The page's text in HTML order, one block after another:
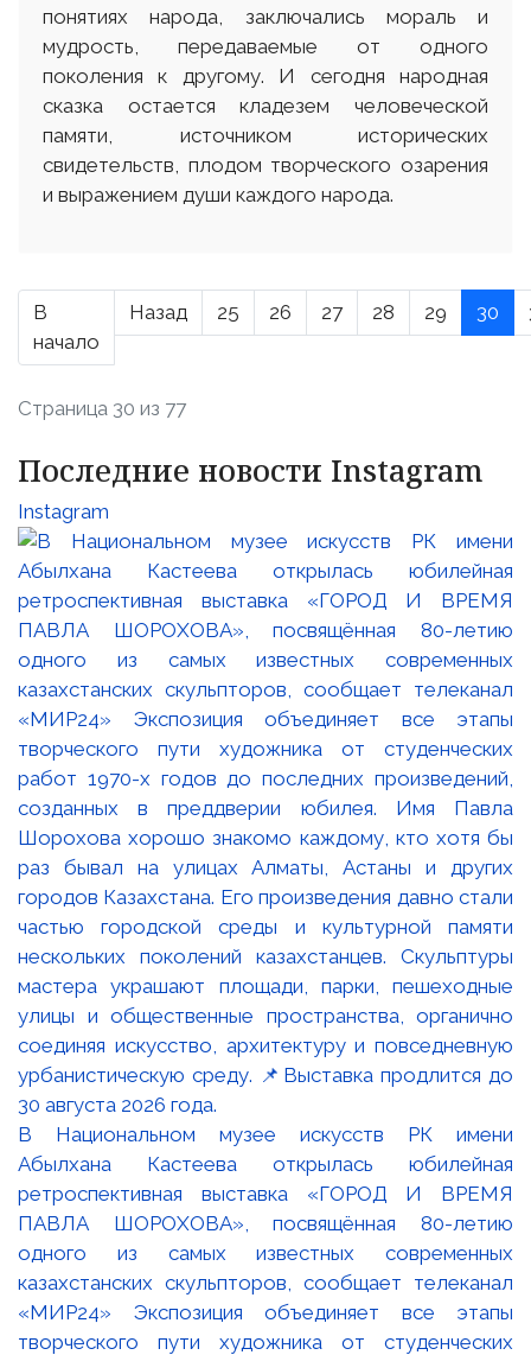
понятиях народа, заключались мораль и
мудрость, передаваемые от одного
поколения к другому. И сегодня народная
сказка остается кладезем человеческой
памяти, источником исторических
свидетельств, плодом творческого озарения
и выражением души каждого народа.
В
начало
Назад 25 26 27 28 29 30
Страница 30 из 77
Последние новости Instagram
Instagram
В Национальном музее искусств РК имени
Абылхана Кастеева открылась юбилейная
ретроспективная выставка «ГОРОД И ВРЕМЯ
ПАВЛА ШОРОХОВА», посвящённая 80-летию
одного из самых известных современных
казахстанских скульпторов, сообщает телеканал
«МИР24» Экспозиция объединяет все этапы
творческого пути художника от студенческих